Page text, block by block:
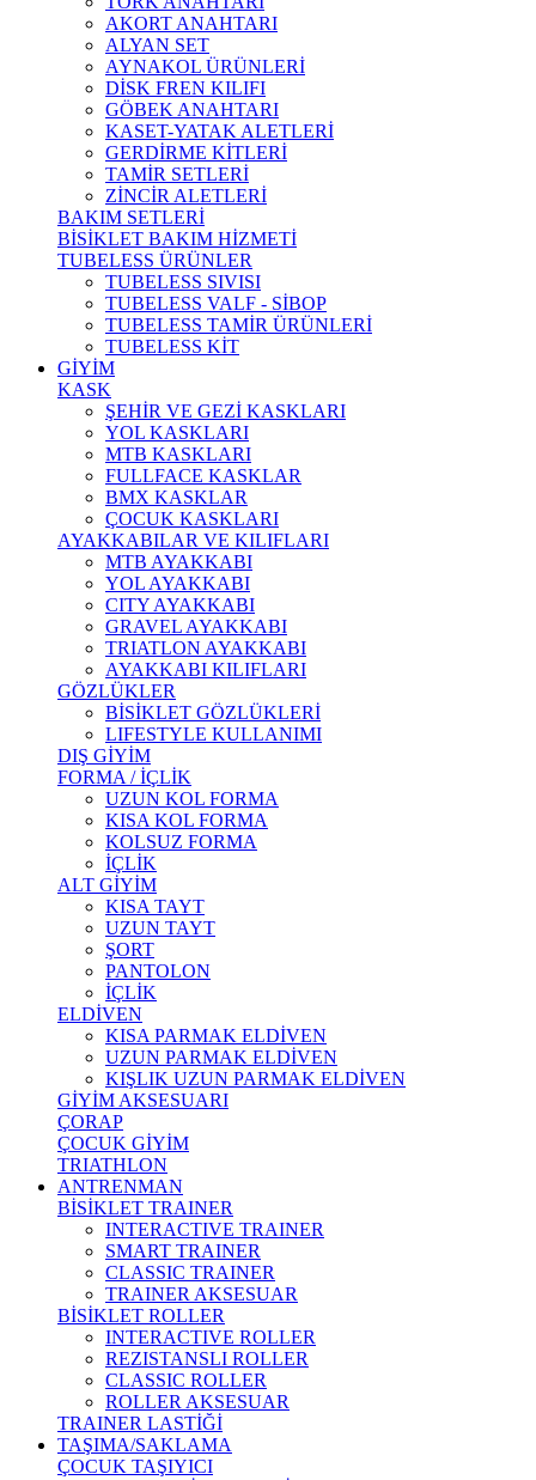
AKORT ANAHTARI
ALYAN SET
AYNAKOL ÜRÜNLERİ
DİSK FREN KILIFI
GÖBEK ANAHTARI
KASET-YATAK ALETLERİ
GERDİRME KİTLERİ
TAMİR SETLERİ
ZİNCİR ALETLERİ
BAKIM SETLERİ
BİSİKLET BAKIM HİZMETİ
TUBELESS ÜRÜNLER
TUBELESS SIVISI
TUBELESS VALF - SİBOP
TUBELESS TAMİR ÜRÜNLERİ
TUBELESS KİT
GİYİM
KASK
ŞEHİR VE GEZİ KASKLARI
YOL KASKLARI
MTB KASKLARI
FULLFACE KASKLAR
BMX KASKLAR
ÇOCUK KASKLARI
AYAKKABILAR VE KILIFLARI
MTB AYAKKABI
YOL AYAKKABI
CITY AYAKKABI
GRAVEL AYAKKABI
TRIATLON AYAKKABI
AYAKKABI KILIFLARI
GÖZLÜKLER
BİSİKLET GÖZLÜKLERİ
LIFESTYLE KULLANIMI
DIŞ GİYİM
FORMA / İÇLİK
UZUN KOL FORMA
KISA KOL FORMA
KOLSUZ FORMA
İÇLİK
ALT GİYİM
KISA TAYT
UZUN TAYT
ŞORT
PANTOLON
İÇLİK
ELDİVEN
KISA PARMAK ELDİVEN
UZUN PARMAK ELDİVEN
KIŞLIK UZUN PARMAK ELDİVEN
GİYİM AKSESUARI
ÇORAP
ÇOCUK GİYİM
TRIATHLON
ANTRENMAN
BİSİKLET TRAINER
INTERACTIVE TRAINER
SMART TRAINER
CLASSIC TRAINER
TRAINER AKSESUAR
BİSİKLET ROLLER
INTERACTIVE ROLLER
REZISTANSLI ROLLER
CLASSIC ROLLER
ROLLER AKSESUAR
TRAINER LASTİĞİ
TAŞIMA/SAKLAMA
ÇOCUK TAŞIYICI